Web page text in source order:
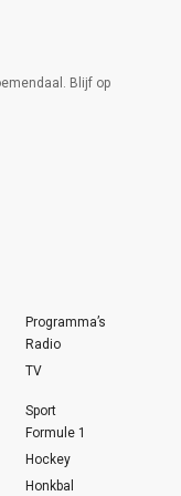
Blijf op
Programma’s
Radio
TV
Sport
Formule 1
Hockey
Honkbal